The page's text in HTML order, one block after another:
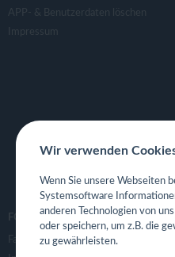
APP- & Benutzerdaten löschen
Impressum
FOLGE UNS
Facebook
Wir verwenden
Wenn Sie unsere Webseiten
Systemsoftware
anderen Technologien von
oder speichern, um z.B. die
zu gewährleisten.